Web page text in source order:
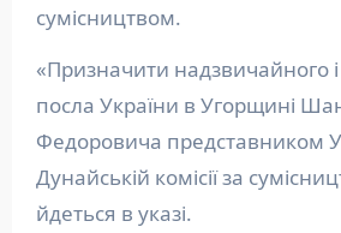
сумісництвом.
«Призначити надзвичайного
посла України в Угорщині
Федоровича представником
Дунайській комісії за
йдеться в указі.